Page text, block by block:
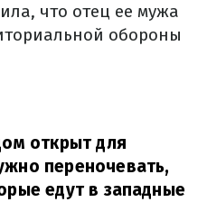
что отец ее мужа
обороны
открыт для
переночевать,
едут в западные